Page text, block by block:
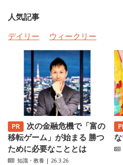
人気記事
デイリー
ウィークリー
次の金融危機で「富の
移転ゲーム」が始まる 勝つ
ために必要なこととは
知識・教養 | 26.3.26